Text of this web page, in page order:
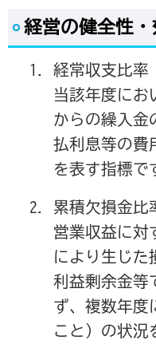
経営の健全性
経常収支比率
当該年度にお
からの繰入金
払利息等の費
を表す指標で
累積欠損金比
営業収益に対
により生じた
利益剰余金等
ず、複数年度
こと）の状況